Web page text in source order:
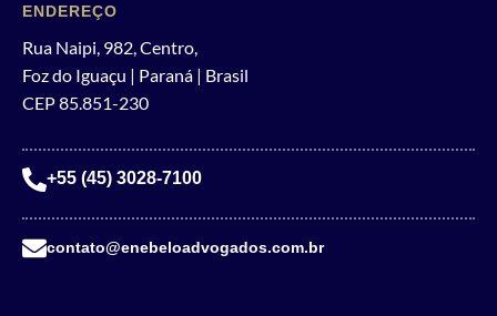
ENDEREÇO
Rua Naipi, 982, Centro,
Foz do Iguaçu | Paraná | Brasil
CEP 85.851-230
+55 (45) 3028-7100
contato@enebeloadvogados.com.br